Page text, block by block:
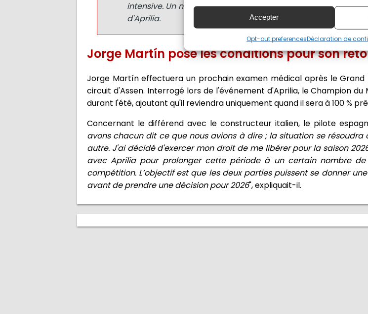
Accepter
Opt-out preferencesDéclaration de
intensive. Un nouvel examen médical sera effectué dans un
d'Aprilia.
Jorge Martín pose les conditions pour son
Jorge Martín effectuera un prochain examen médical après le Grand
circuit d'Assen. Interrogé lors de l'événement d'Aprilia, le Champion
durant l'été, ajoutant qu'il reviendra uniquement quand il sera à 100 %
Concernant le différend avec le constructeur italien, le pilote
avons chacun dit ce que nous avions à dire ; la situation se
autre. J'ai décidé d'exercer mon droit de me libérer pour la saison
avec Aprilia pour prolonger cette période à un certain nombre
compétition. L’objectif est que les deux parties puissent se donner
avant de prendre une décision pour 2026", expliquait-il.